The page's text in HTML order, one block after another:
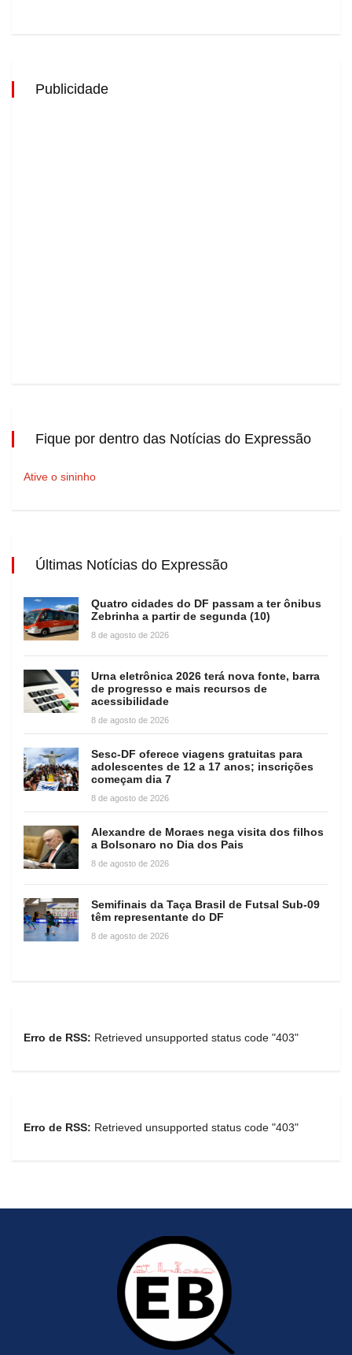
Publicidade
Fique por dentro das Notícias do Expressão
Ative o sininho
Últimas Notícias do Expressão
Quatro cidades do DF passam a ter ônibus
Zebrinha a partir de segunda (10)
8 de agosto de 2026
Urna eletrônica 2026 terá nova fonte, barra
de progresso e mais recursos de
acessibilidade
8 de agosto de 2026
Sesc-DF oferece viagens gratuitas para
adolescentes de 12 a 17 anos; inscrições
começam dia 7
8 de agosto de 2026
Alexandre de Moraes nega visita dos filhos
a Bolsonaro no Dia dos Pais
8 de agosto de 2026
Semifinais da Taça Brasil de Futsal Sub-09
têm representante do DF
8 de agosto de 2026
Erro de RSS: Retrieved unsupported status code "403"
Erro de RSS: Retrieved unsupported status code "403"